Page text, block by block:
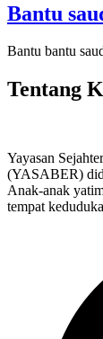
Bantu
Bantu bantu
Tentang
Yayasan
(YASABER)
Anak-anak
tempat